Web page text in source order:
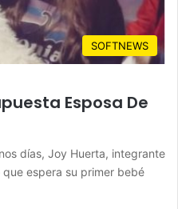
SOFTNEWS
Esposa De
días, Joy Huerta, integrante
que espera su primer bebé